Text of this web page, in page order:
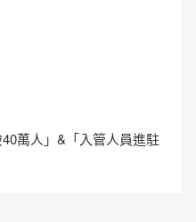
萬人」&「入管人員進駐